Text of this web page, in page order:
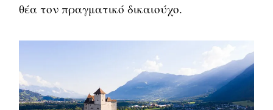
θέα τον πραγματικό δικαιούχο.